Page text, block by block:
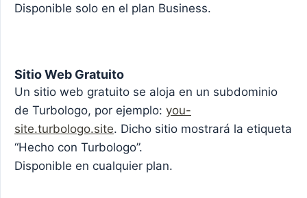
Disponible solo en el plan Business.
Sitio Web Gratuito
Un sitio web gratuito se aloja en un subdominio
de Turbologo, por ejemplo: you-
site.turbologo.site. Dicho sitio mostrará la etiqueta
“Hecho con Turbologo”.
Disponible en cualquier plan.